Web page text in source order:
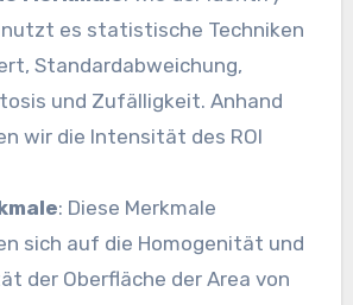
es statistische Techniken
Standardabweichung,
und Zufälligkeit. Anhand
wir die Intensität des ROI
: Diese Merkmale
sich auf die Homogenität und
der Oberfläche der Area von